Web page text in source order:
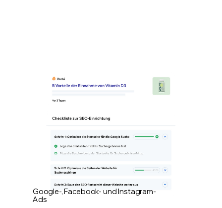
Google-, Facebook- und Instagram-
Ads